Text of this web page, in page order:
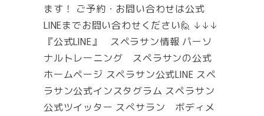
ます！ ご予約・お問い合わせは公式
LINEまでお問い合わせください🙋 ↓↓↓
『公式LINE』 スペラサン情報 パーソ
ナルトレーニング スペラサンの公式
ホームページ スペラサン公式LINE スペ
ラサン公式インスタグラム スペラサン
公式ツイッター スぺサラン ボディメ